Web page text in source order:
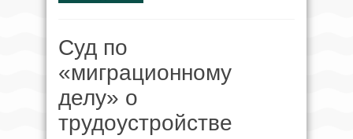
Суд по
«миграционному
делу» о
трудоустройстве